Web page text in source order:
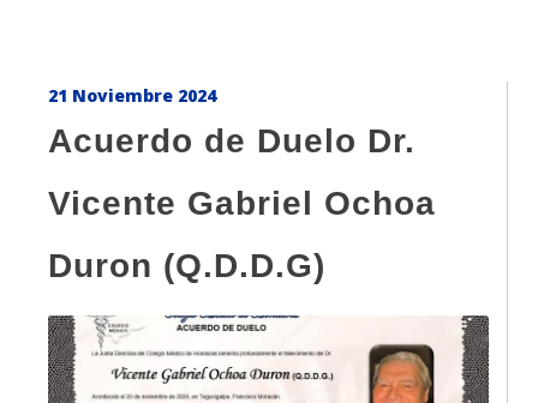
21 Noviembre 2024
Acuerdo de Duelo Dr.
Vicente Gabriel Ochoa
Duron (Q.D.D.G)